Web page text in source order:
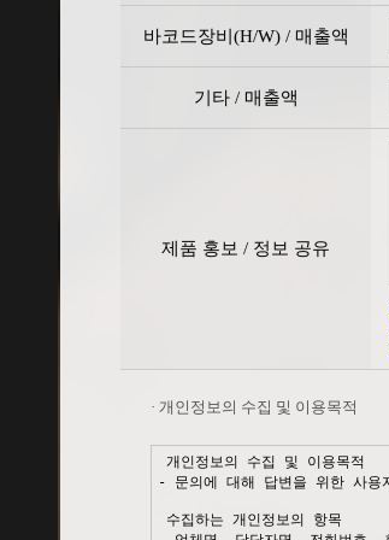
바코드장비(H/W) / 매출액
기타 / 매출액
제품 홍보 / 정보 공유
· 개인정보의 수집 및 이용목적